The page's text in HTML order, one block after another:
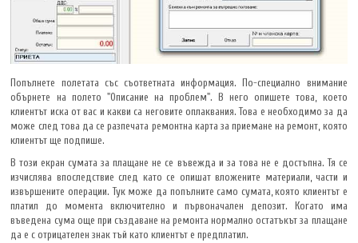
Попълнете полетата със съответната информация. По-специално внимание
обърнете на полето "Описание на проблем". В него опишете това, което
клиентът иска от вас и какви са неговите оплаквания. Това е необходимо за да
може след това да се разпечата ремонтна карта за приемане на ремонт, която
клиентът ще подпише.
В този екран сумата за плащане не се въвежда и за това не е достъпна. Тя се
изчислява впоследствие след като се опишат вложените материали, части и
извършените операции. Тук може да попълните само сумата, която клиентът е
платил до момента включително и първоначален депозит. Когато има
въведена сума още при създаване на ремонта нормално остатъкът за плащане
да е с отрицателен знак тъй като клиентът е предплатил.